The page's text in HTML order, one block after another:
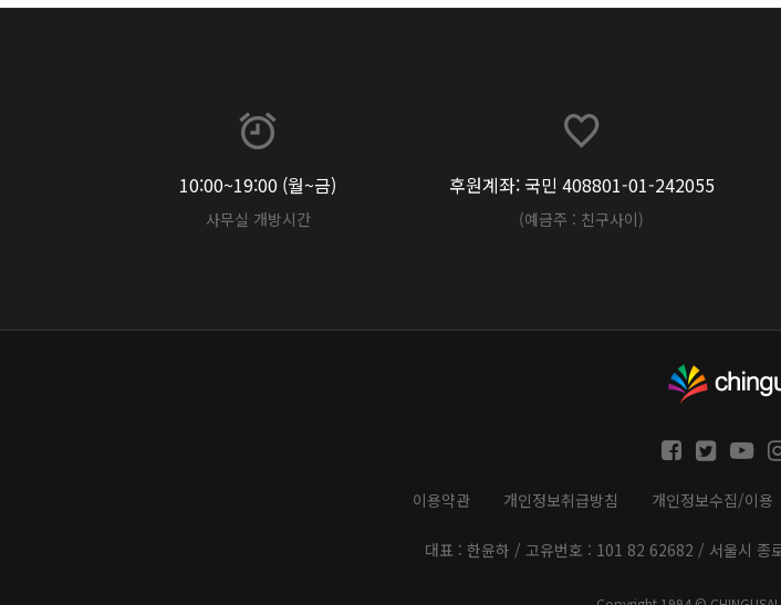
10:00~19:00 (월~금)
사무실 개방시간
후원계좌: 국민 408801-01-242055
(예금주 : 친구사이)
이용약관 개인정보취급방침 개인정보수집/이용
대표 : 한윤하 / 고유번호 : 101 82 62682 / 서울시 종